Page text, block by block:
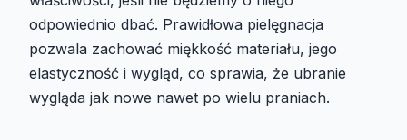
odpowiednio dbać. Prawidłowa pielęgnacja
pozwala zachować miękkość materiału, jego
elastyczność i wygląd, co sprawia, że ubranie
wygląda jak nowe nawet po wielu praniach.